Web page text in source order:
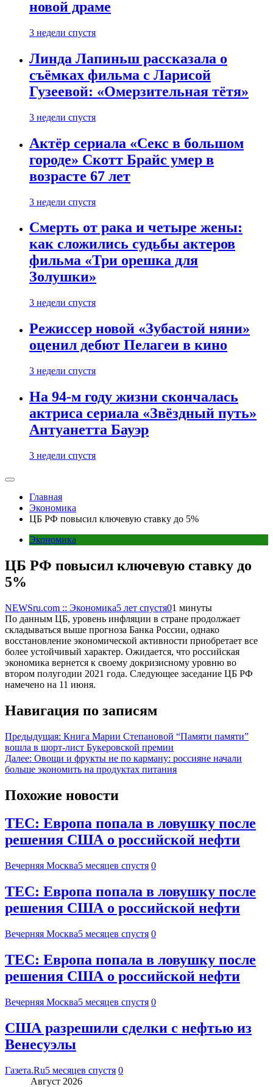
новой драме
3 недели спустя
Линда Лапиньш рассказала о
съёмках фильма с Ларисой
Гузеевой: «Омерзительная тётя»
3 недели спустя
Актёр сериала «Секс в большом
городе» Скотт Брайс умер в
возрасте 67 лет
3 недели спустя
Смерть от рака и четыре жены:
как сложились судьбы актеров
фильма «Три орешка для
Золушки»
3 недели спустя
Режиссер новой «Зубастой няни»
оценил дебют Пелагеи в кино
3 недели спустя
На 94-м году жизни скончалась
актриса сериала «Звёздный путь»
Антуанетта Бауэр
3 недели спустя
Главная
Экономика
ЦБ РФ повысил ключевую ставку до 5%
Экономика
ЦБ РФ повысил ключевую ставку до
5%
NEWSru.com :: Экономика5 лет спустя01 минуты
По данным ЦБ, уровень инфляции в стране продолжает
складываться выше прогноза Банка России, однако
восстановление экономической активности приобретает все
более устойчивый характер. Ожидается, что российская
экономика вернется к своему докризисному уровню во
втором полугодии 2021 года. Следующее заседание ЦБ РФ
намечено на 11 июня.
Навигация по записям
Предыдущая: Книга Марии Степановой “Памяти памяти”
вошла в шорт-лист Букеровской премии
Далее: Овощи и фрукты не по карману: россияне начали
больше экономить на продуктах питания
Похожие новости
TEC: Европа попала в ловушку после
решения США о российской нефти
Вечерняя Москва5 месяцев спустя 0
TEC: Европа попала в ловушку после
решения США о российской нефти
Вечерняя Москва5 месяцев спустя 0
TEC: Европа попала в ловушку после
решения США о российской нефти
Вечерняя Москва5 месяцев спустя 0
США разрешили сделки с нефтью из
Венесуэлы
Газета.Ru5 месяцев спустя 0
Август 2026